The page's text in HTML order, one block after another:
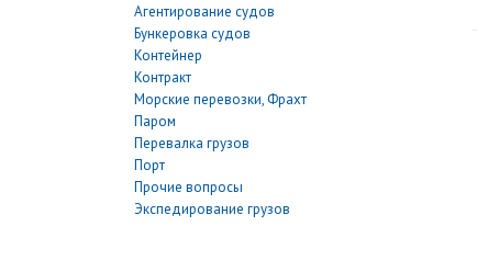
Агентирование судов
Бункеровка судов
Контейнер
Контракт
Морские перевозки, Фрахт
Паром
Перевалка грузов
Порт
Прочие вопросы
Экспедирование грузов